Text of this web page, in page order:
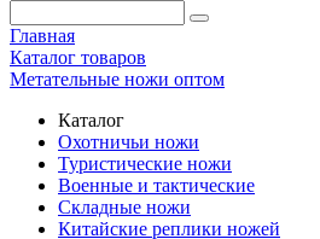
Главная
Каталог товаров
Метательные ножи оптом
Каталог
Охотничьи ножи
Туристические ножи
Военные и тактические
Складные ножи
Китайские реплики ножей